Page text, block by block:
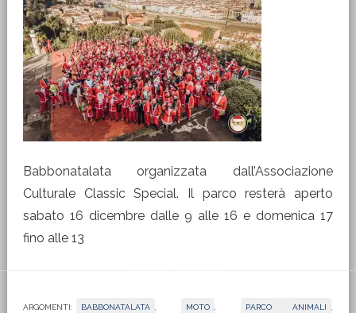
Babbonatalata organizzata dall’Associazione
Culturale Classic Special. Il parco resterà aperto
sabato 16 dicembre dalle 9 alle 16 e domenica 17
fino alle 13
ARGOMENTI: BABBONATALATA MOTO PARCO ANIMALI